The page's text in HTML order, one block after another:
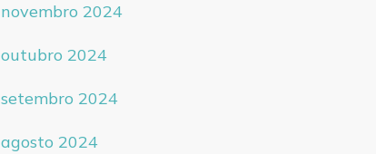
novembro 2024
outubro 2024
setembro 2024
agosto 2024